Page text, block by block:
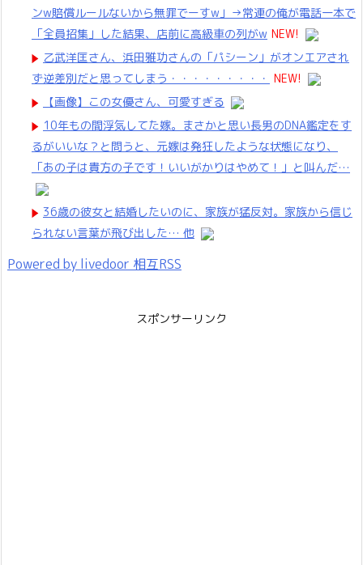
ンw賠償ルールないから無罪でーすw」→常連の俺が電話一本で
「全員招集」した結果、店前に高級車の列がw NEW!
乙武洋匡さん、浜田雅功さんの「パシーン」がオンエアされ
ず逆差別だと思ってしまう・・・・・・・・・ NEW!
【画像】この女優さん、可愛すぎる
10年もの間浮気してた嫁。まさかと思い長男のDNA鑑定をす
るがいいな？と問うと、元嫁は発狂したような状態になり、
「あの子は貴方の子です！いいがかりはやめて！」と叫んだ…
36歳の彼女と結婚したいのに、家族が猛反対。家族から信じ
られない言葉が飛び出した… 他
Powered by livedoor 相互RSS
スポンサーリンク